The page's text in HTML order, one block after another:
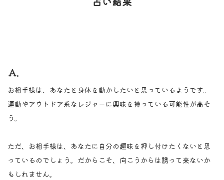
Ａ.
お相手様は、あなたと身体を動かしたいと思っているようです。
運動やアウトドア系なレジャーに興味を持っている可能性が高そ
う。
ただ、お相手様は、あなたに自分の趣味を押し付けたくないと思
っているのでしょう。だからこそ、向こうからは誘って来ないか
もしれません。